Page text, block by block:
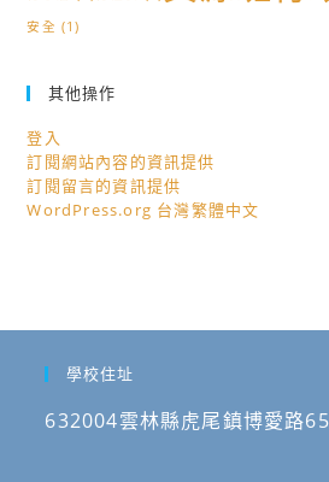
安全 (1)
其他操作
登入
訂閱網站內容的資訊提供
訂閱留言的資訊提供
WordPress.org 台灣繁體中文
學校住址
632004雲林縣虎尾鎮博愛路